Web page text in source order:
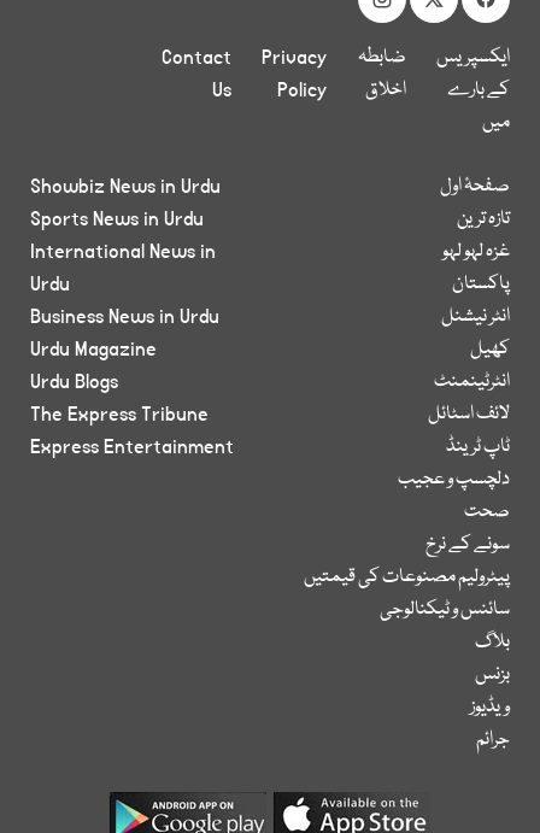
ایکسپریس
کے بارے
میں
ضابطہ
اخلاق
Privacy
Policy
Contact
Us
صفحۂ اول
تازہ ترین
غزہ لہو لہو
پاکستان
انٹر نیشنل
کھیل
انٹرٹینمنٹ
لائف اسٹائل
ٹاپ ٹرینڈ
دلچسپ و عجیب
صحت
سونے کے نرخ
پیٹرولیم مصنوعات کی قیمتیں
سائنس و ٹیکنالوجی
بلاگ
بزنس
ویڈیوز
جرائم
Showbiz News in Urdu
Sports News in Urdu
International News in
Urdu
Business News in Urdu
Urdu Magazine
Urdu Blogs
The Express Tribune
Express Entertainment